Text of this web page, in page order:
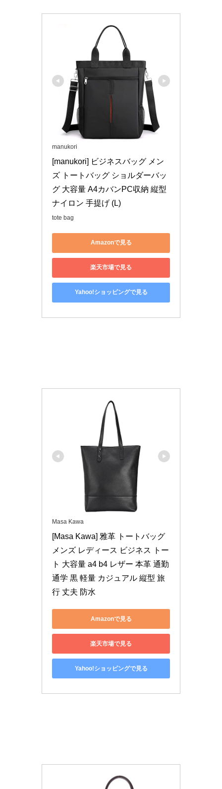
manukori
[manukori] ビジネスバッグ メン
ズ トートバッグ ショルダーバッ
グ 大容量 A4カバンPC収納 縦型
ナイロン 手提げ (L)
tote bag
Amazonで見る
楽天市場で見る
Yahoo!ショッピングで見る
Masa Kawa
[Masa Kawa] 雅革 トートバッグ
メンズ レディース ビジネス トー
ト 大容量 a4 b4 レザー 本革 通勤
通学 黒 軽量 カジュアル 縦型 旅
行 丈夫 防水
Amazonで見る
楽天市場で見る
Yahoo!ショッピングで見る